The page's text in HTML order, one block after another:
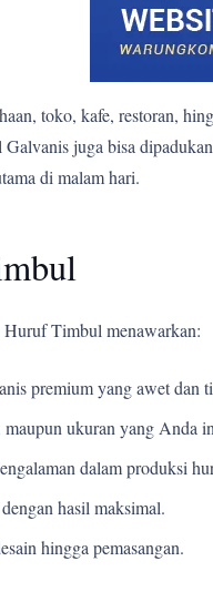
toko, kafe, restoran,
juga bisa
di malam hari.
Timbul menawarkan:
premium yang awet dan
ukuran yang Anda
dalam produksi
hasil maksimal.
hingga pemasangan.